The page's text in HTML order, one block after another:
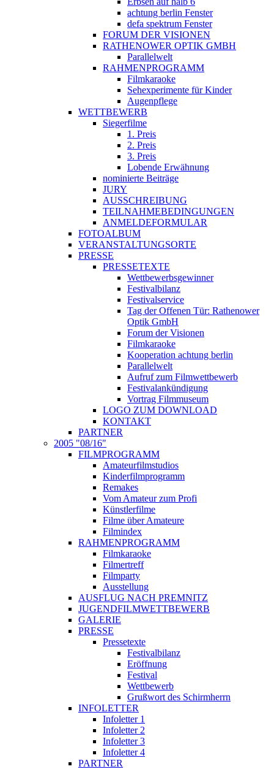
achtung berlin Fenster
defa spektrum Fenster
FORUM DER VISIONEN
RATHENOWER OPTIK GMBH
Parallelwelt
RAHMENPROGRAMM
Filmkaraoke
Sehexperimente für Kinder
Augenpflege
WETTBEWERB
Siegerfilme
1. Preis
2. Preis
3. Preis
Lobende Erwähnung
nominierte Beiträge
JURY
AUSSCHREIBUNG
TEILNAHMEBEDINGUNGEN
ANMELDEFORMULAR
FOTOALBUM
VERANSTALTUNGSORTE
PRESSE
PRESSETEXTE
Wettbewerbsgewinner
Festivalbilanz
Festivalservice
Tag der Offenen Tür: Rathenower
Optik GmbH
Forum der Visionen
Filmkaraoke
Kooperation achtung berlin
Parallelwelt
Aufruf zum Filmwettbewerb
Festivalankündigung
Vortrag Filmmuseum
LOGO ZUM DOWNLOAD
KONTAKT
PARTNER
2005 "08/16"
FILMPROGRAMM
Amateurfilmstudios
Kinderfilmprogramm
Remakes
Vom Amateur zum Profi
Künstlerfilme
Filme über Amateure
Filmindex
RAHMENPROGRAMM
Filmkaraoke
Filmertreff
Filmparty
Ausstellung
AUSFLUG NACH PREMNITZ
JUGENDFILMWETTBEWERB
GALERIE
PRESSE
Pressetexte
Festivalbilanz
Eröffnung
Festival
Wettbewerb
Grußwort des Schirmherrn
INFOLETTER
Infoletter 1
Infoletter 2
Infoletter 3
Infoletter 4
PARTNER